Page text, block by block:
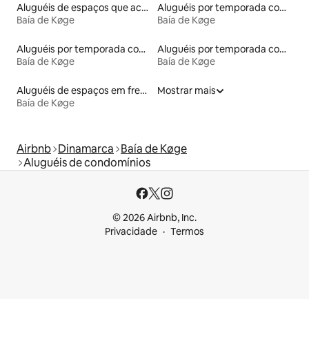
Aluguéis de espaços que aceitam animais de estimação
Baía de Køge
Aluguéis por temporada com acesso ao lago
Baía de Køge
Aluguéis por temporada com acesso à praia
Baía de Køge
Aluguéis por temporada com banheira de hidromassagem
Baía de Køge
Aluguéis de espaços em frente à praia
Baía de Køge
Mostrar mais
Airbnb Dinamarca Baía de Køge
Aluguéis de condomínios
© 2026 Airbnb, Inc.
Privacidade
Termos